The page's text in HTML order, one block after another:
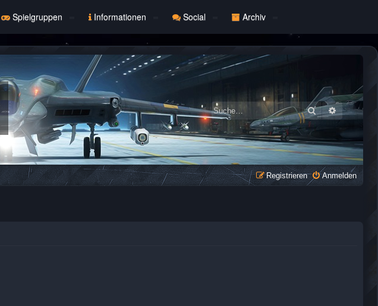
Spielgruppen Informationen Social Archiv
Suche Erweiterte
Anmelden
Registrieren